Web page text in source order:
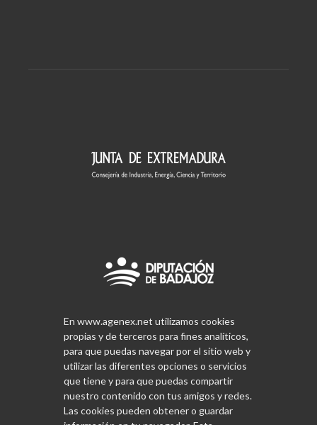
En www.agenex.net utilizamos cookies
propias y de terceros para fines analíticos,
para que puedas navegar por el sitio web y
utilizar las diferentes opciones o servicios
que tiene y para que puedas compartir
nuestro contenido con tus amigos y redes.
Las cookies pueden obtener o guardar